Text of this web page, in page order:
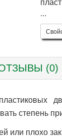
...
(0)
степень
или плохо